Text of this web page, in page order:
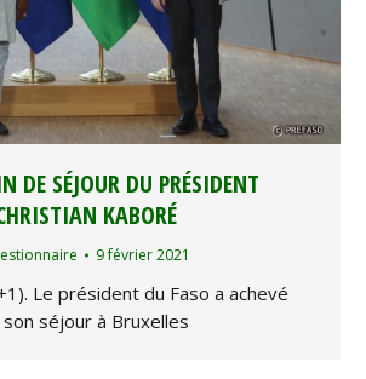
DE SÉJOUR DU PRÉSIDENT
KABORÉ
9 février 2021
Le président du Faso a achevé
séjour à Bruxelles